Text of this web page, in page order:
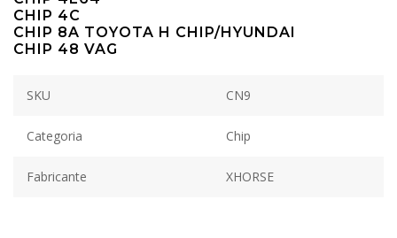
CHIP 4C
CHIP 8A TOYOTA H CHIP/HYUNDAI
CHIP 48 VAG
SKU CN9
Categoria Chip
Fabricante XHORSE